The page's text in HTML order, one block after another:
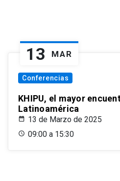
13 MAR
Conferencias
KHIPU, el mayor
Latinoamérica
13 de Marzo de 2025
09:00 a 15:30